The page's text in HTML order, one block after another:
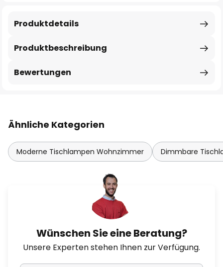
Produktbeschreibung
Produktdetails
Bewertungen
Ähnliche Kategorien
Moderne Tischlampen Wohnzimmer Dimmbare
Wünschen Sie eine Beratung?
Unsere Experten stehen Ihnen zur Verfügung.